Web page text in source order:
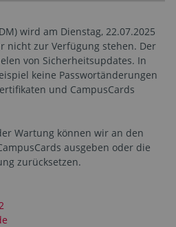
wird am Dienstag, 22.07.2025
nicht zur Verfügung stehen. Der
von Sicherheitsupdates. In
keine Passwortänderungen
und CampusCards
Wartung können wir an den
ausgeben oder die
zurücksetzen.